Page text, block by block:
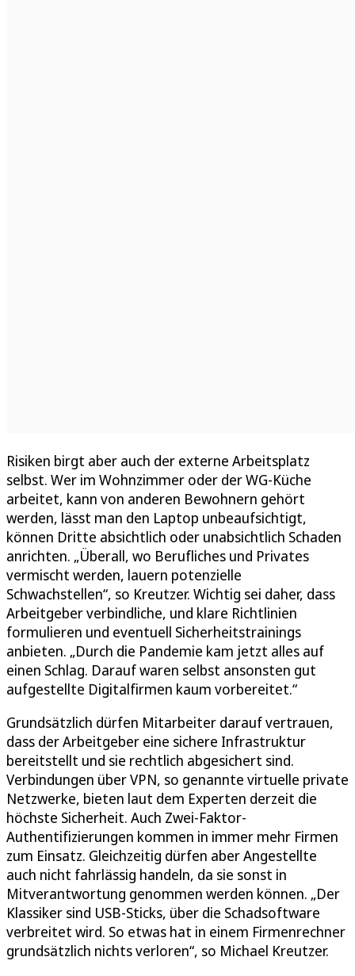
Risiken birgt aber auch der externe Arbeitsplatz
selbst. Wer im Wohnzimmer oder der WG-Küche
arbeitet, kann von anderen Bewohnern gehört
werden, lässt man den Laptop unbeaufsichtigt,
können Dritte absichtlich oder unabsichtlich Schaden
anrichten. „Überall, wo Berufliches und Privates
vermischt werden, lauern potenzielle
Schwachstellen“, so Kreutzer. Wichtig sei daher, dass
Arbeitgeber verbindliche, und klare Richtlinien
formulieren und eventuell Sicherheitstrainings
anbieten. „Durch die Pandemie kam jetzt alles auf
einen Schlag. Darauf waren selbst ansonsten gut
aufgestellte Digitalfirmen kaum vorbereitet.“
Grundsätzlich dürfen Mitarbeiter darauf vertrauen,
dass der Arbeitgeber eine sichere Infrastruktur
bereitstellt und sie rechtlich abgesichert sind.
Verbindungen über VPN, so genannte virtuelle private
Netzwerke, bieten laut dem Experten derzeit die
höchste Sicherheit. Auch Zwei-Faktor-
Authentifizierungen kommen in immer mehr Firmen
zum Einsatz. Gleichzeitig dürfen aber Angestellte
auch nicht fahrlässig handeln, da sie sonst in
Mitverantwortung genommen werden können. „Der
Klassiker sind USB-Sticks, über die Schadsoftware
verbreitet wird. So etwas hat in einem Firmenrechner
grundsätzlich nichts verloren“, so Michael Kreutzer.